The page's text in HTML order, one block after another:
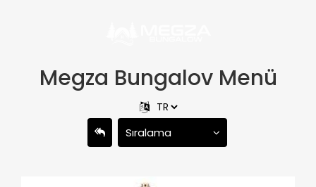
Megza Bungalov Menü